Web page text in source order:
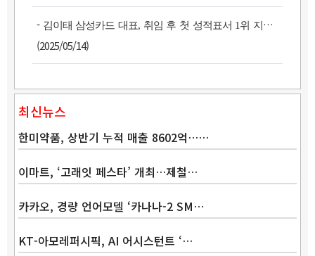
- 김이태 삼성카드 대표, 취임 후 첫 성적표서 1위 지켰다
(2025/05/14)
최신뉴스
한미약품, 상반기 누적 매출 8602억……
이마트, ‘고래잇 페스타’ 개최…제철…
카카오, 경량 언어모델 ‘카나나-2 SM…
KT-아모레퍼시픽, AI 어시스턴트 ‘…